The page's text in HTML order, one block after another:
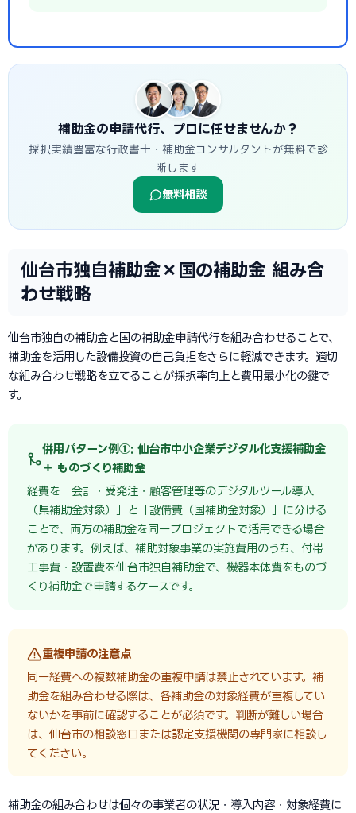
補助金の申請代行、プロに任せませんか？
採択実績豊富な行政書士・補助金コンサルタントが無料で診
断します
無料相談
仙台市独自補助金×国の補助金 組み合
わせ戦略
仙台市独自の補助金と国の補助金申請代行を組み合わせることで、
補助金を活用した設備投資の自己負担をさらに軽減できます。適切
な組み合わせ戦略を立てることが採択率向上と費用最小化の鍵で
す。
併用パターン例①: 仙台市中小企業デジタル化支援補助金
＋ ものづくり補助金
経費を「会計・受発注・顧客管理等のデジタルツール導入
（県補助金対象）」と「設備費（国補助金対象）」に分ける
ことで、両方の補助金を同一プロジェクトで活用できる場合
があります。例えば、補助対象事業の実施費用のうち、付帯
工事費・設置費を仙台市独自補助金で、機器本体費をものづ
くり補助金で申請するケースです。
重複申請の注意点
同一経費への複数補助金の重複申請は禁止されています。補
助金を組み合わせる際は、各補助金の対象経費が重複してい
ないかを事前に確認することが必須です。判断が難しい場合
は、仙台市の相談窓口または認定支援機関の専門家に相談し
てください。
補助金の組み合わせは個々の事業者の状況・導入内容・対象経費に